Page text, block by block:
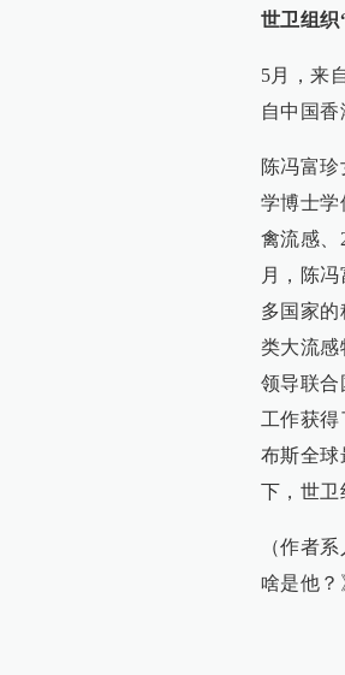
世卫组织
5月，来
自中国香
陈冯富
学博士学
禽流感、
月，陈
多国家
类大流感
领导联合
工作获
布斯全球
下，世卫
（作者
啥是他？